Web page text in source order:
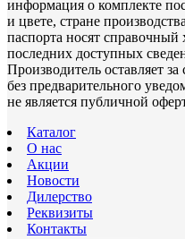
информация о комплекте
и цвете, стране
паспорта носят справочный
последних доступных
Производитель оставляет
без предварительного
не является публичной
Каталог
О нас
Акции
Новости
Дилерство
Реквизиты
Контакты